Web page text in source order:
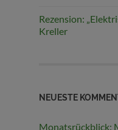
Rezension:
Kreller
NEUESTE
Monatsrückblick: